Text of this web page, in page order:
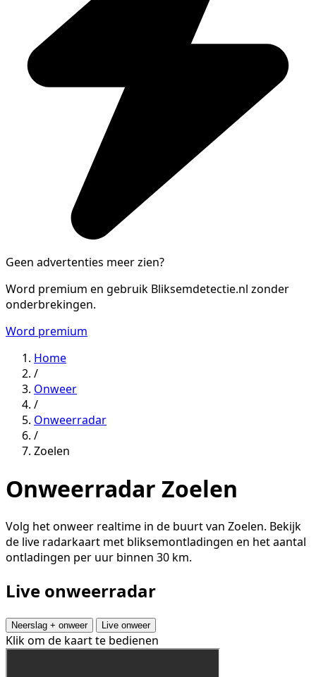
Geen advertenties meer zien?
Word premium en gebruik Bliksemdetectie.nl zonder
onderbrekingen.
Word premium
Home
/
Onweer
/
Onweerradar
/
Zoelen
Onweerradar Zoelen
Volg het onweer realtime in de buurt van Zoelen. Bekijk
de live radarkaart met bliksemontladingen en het aantal
ontladingen per uur binnen 30 km.
Live onweerradar
Neerslag + onweer Live onweer
Klik om de kaart te bedienen